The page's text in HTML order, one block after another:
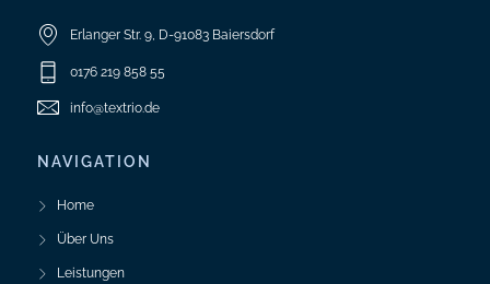
Erlanger Str. 9, D-91083 Baiersdorf
0176 219 858 55
info@textrio.de
NAVIGATION
Home
Über Uns
Leistungen